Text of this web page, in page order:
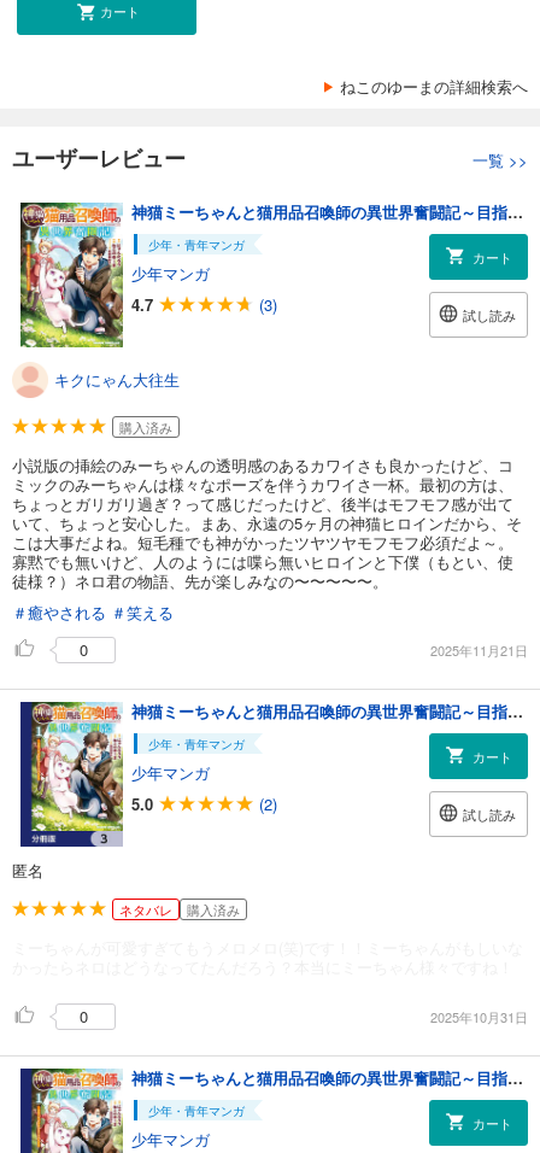
カート
ねこのゆーまの詳細検索へ
ユーザーレビュー 一覧 >>
神猫ミーちゃんと猫用品召喚師の異世界奮闘記～目指すは、もふもふスローライフ！～ １
少年・青年マンガ
少年マンガ
4.7
(3)
カート
試し読み
キクにゃん大往生
購入済み
小説版の挿絵のみーちゃんの透明感のあるカワイさも良かったけど、コ
ミックのみーちゃんは様々なポーズを伴うカワイさ一杯。最初の方は、
ちょっとガリガリ過ぎ？って感じだったけど、後半はモフモフ感が出て
いて、ちょっと安心した。まあ、永遠の5ヶ月の神猫ヒロインだから、そ
こは大事だよね。短毛種でも神がかったツヤツヤモフモフ必須だよ～。
寡黙でも無いけど、人のようには喋ら無いヒロインと下僕（もとい、使
徒様？）ネロ君の物語、先が楽しみなの〜〜〜〜〜。
＃癒やされる ＃笑える
0
2025年11月21日
神猫ミーちゃんと猫用品召喚師の異世界奮闘記～目指すは、もふもふスローライフ！～【分冊版】 3
少年・青年マンガ
少年マンガ
5.0
(2)
カート
試し読み
匿名
ネタバレ 購入済み
0 2025年10月31日
神猫ミーちゃんと猫用品召喚師の異世界奮闘記～目指すは、もふもふスローライフ！～【分冊版】 3
少年・青年マンガ
少年マンガ
カート